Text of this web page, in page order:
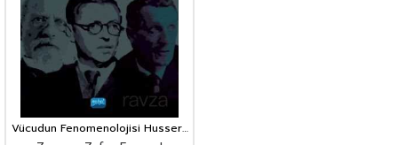
Vücudun Fenomenolojisi Husserl,
Sartre Ve Merleau-Ponty